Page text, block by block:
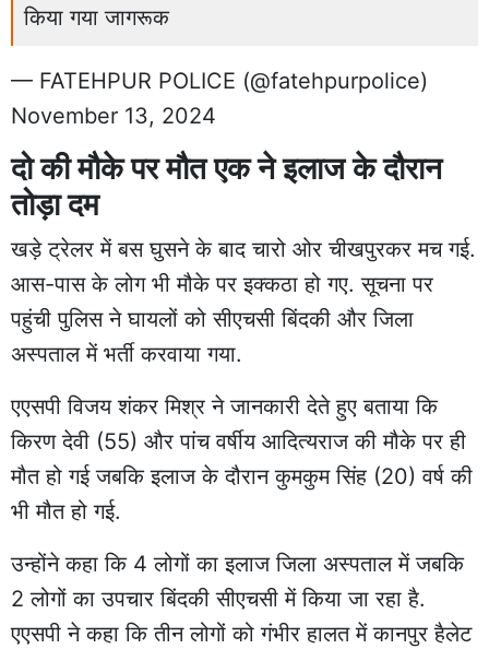
किया गया जागरूक
— FATEHPUR POLICE (@fatehpurpolice)
November 13, 2024
दो की मौके पर मौत एक ने इलाज के दौरान
तोड़ा दम
खड़े ट्रेलर में बस घुसने के बाद चारो ओर चीखपुरकर मच गई.
आस-पास के लोग भी मौके पर इक्कठा हो गए. सूचना पर
पहुंची पुलिस ने घायलों को सीएचसी बिंदकी और जिला
अस्पताल में भर्ती करवाया गया.
एएसपी विजय शंकर मिश्र ने जानकारी देते हुए बताया कि
किरण देवी (55) और पांच वर्षीय आदित्यराज की मौके पर ही
मौत हो गई जबकि इलाज के दौरान कुमकुम सिंह (20) वर्ष की
भी मौत हो गई.
उन्होंने कहा कि 4 लोगों का इलाज जिला अस्पताल में जबकि
2 लोगों का उपचार बिंदकी सीएचसी में किया जा रहा है.
एएसपी ने कहा कि तीन लोगों को गंभीर हालत में कानपुर हैलेट